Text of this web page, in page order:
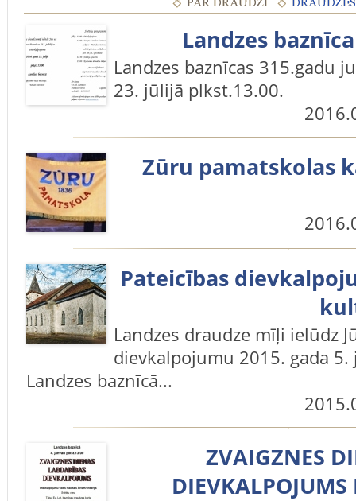
Landzes
Landzes baznīcas 315.gadu
23. jūlijā plkst.13.00.
Zūru pamatskolas
Pateicības
Landzes draudze mīļi ielūdz
dievkalpojumu 2015. gada
Landzes baznīcā...
ZVAIGZNES